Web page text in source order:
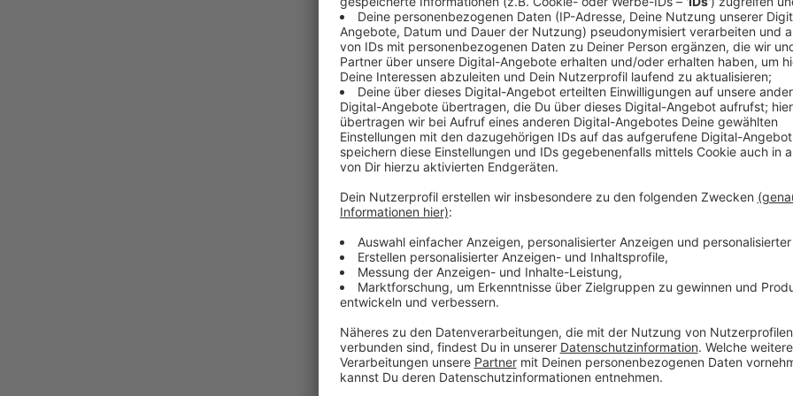
Comedy
Elvis Eifel - Der Podcast:
Anzeige
Anzeige
Vorstellen brauchen wir ihn euch nicht. Seit 2003
seine Späße am Telefon mit seinen Hörerinnen und
müssen am Ende mit lachen - wenn auch nicht
weitermachen möchte, benötigt er eure